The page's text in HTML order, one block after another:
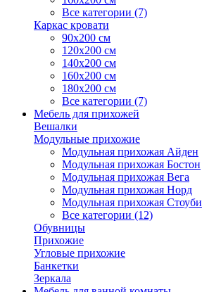
Все категории (7)
Каркас кровати
90х200 см
120х200 см
140х200 см
160х200 см
180х200 см
Все категории (7)
Мебель для прихожей
Вешалки
Модульные прихожие
Модульная прихожая Айден
Модульная прихожая Бостон
Модульная прихожая Вега
Модульная прихожая Норд
Модульная прихожая Стоуби
Все категории (12)
Обувницы
Прихожие
Угловые прихожие
Банкетки
Зеркала